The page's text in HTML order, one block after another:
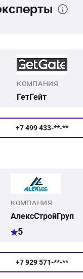
83200 ₽
33840 ₽
117040 ₽
КОМПАНИЯ
ГетГейт
+7 499 433-**-**
КОМПАНИЯ
АлексСтройГруп
5
+7 929 571-**-**